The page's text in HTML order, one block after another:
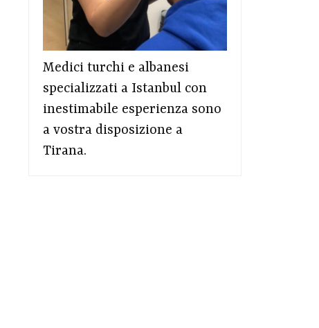
Medici turchi e albanesi
specializzati a Istanbul con
inestimabile esperienza sono
a vostra disposizione a
Tirana.